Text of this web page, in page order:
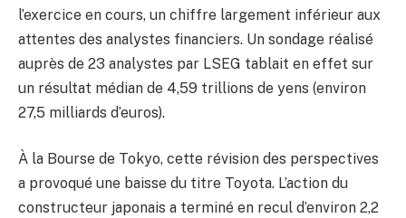
l’exercice en cours, un chiffre largement inférieur aux
attentes des analystes financiers. Un sondage réalisé
auprès de 23 analystes par LSEG tablait en effet sur
un résultat médian de 4,59 trillions de yens (environ
27,5 milliards d’euros).
À la Bourse de Tokyo, cette révision des perspectives
a provoqué une baisse du titre Toyota. L’action du
constructeur japonais a terminé en recul d’environ 2,2